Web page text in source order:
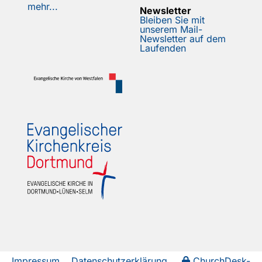
mehr...
Newsletter
Bleiben Sie mit
unserem Mail-
Newsletter auf dem
Laufenden